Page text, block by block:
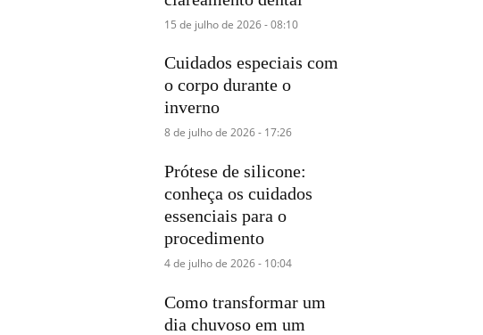
15 de julho de 2026 - 08:10
Cuidados especiais com
o corpo durante o
inverno
8 de julho de 2026 - 17:26
Prótese de silicone:
conheça os cuidados
essenciais para o
procedimento
4 de julho de 2026 - 10:04
Como transformar um
dia chuvoso em um